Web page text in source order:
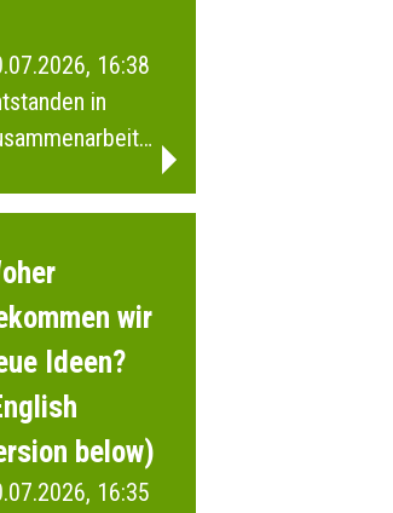
16:38
in
Schülern
Wuppertal.
wir
Ideen?
below)
16:35